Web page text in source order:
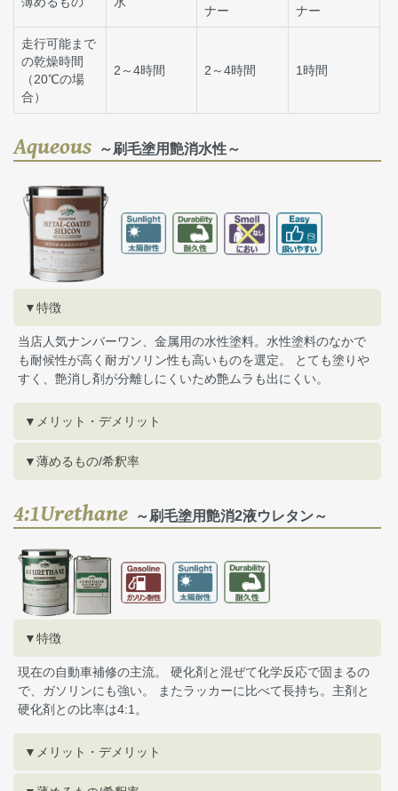
ナー
ナー
走行可能まで
の乾燥時間
（20℃の場
合）
2～4時間 2～4時間 1時間
Aqueous ～刷毛塗用艶消水性～
▼特徴
当店人気ナンバーワン、金属用の水性塗料。水性塗料のなかで
も耐候性が高く耐ガソリン性も高いものを選定。 とても塗りや
すく、艶消し剤が分離しにくいため艶ムラも出にくい。
▼メリット・デメリット
▼薄めるもの/希釈率
4:1Urethane ～刷毛塗用艶消2液ウレタン～
▼特徴
現在の自動車補修の主流。 硬化剤と混ぜて化学反応で固まるの
で、ガソリンにも強い。 またラッカーに比べて長持ち。主剤と
硬化剤との比率は4:1。
▼メリット・デメリット